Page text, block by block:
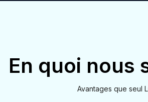
En quoi nous
Avantages que seul